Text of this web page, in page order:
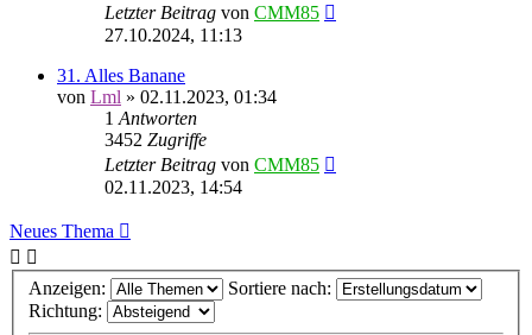
Letzter Beitrag von CMM85
27.10.2024, 11:13
31. Alles Banane
von Lml » 02.11.2023, 01:34
1 Antworten
3452 Zugriffe
Letzter Beitrag von CMM85
02.11.2023, 14:54
Neues Thema
Anzeigen:
Sortiere nach:
Richtung: